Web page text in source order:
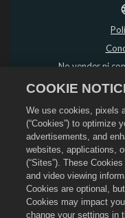
No vender ni
© 2026Social Point S.L.
registradas de Social Point
Dragon City está
juego de Dragon City. La
COOKIE
We use cookies, pixels
(“Cookies”) to optimize
advertisements, and
websites, applications,
(“Sites”). These
and video viewing
Cookies are optional,
Cookies may impact
change your settings in